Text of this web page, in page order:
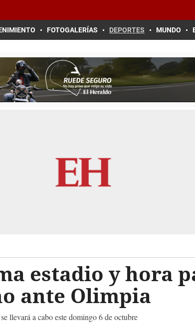
FOTOGALERÍAS DEPORTES MUNDO
estadio y hora
ante Olimpia
llevará a cabo este domingo 6 de octubre